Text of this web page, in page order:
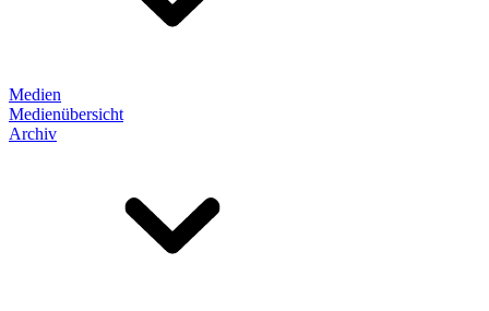
Medien
Medienübersicht
Archiv